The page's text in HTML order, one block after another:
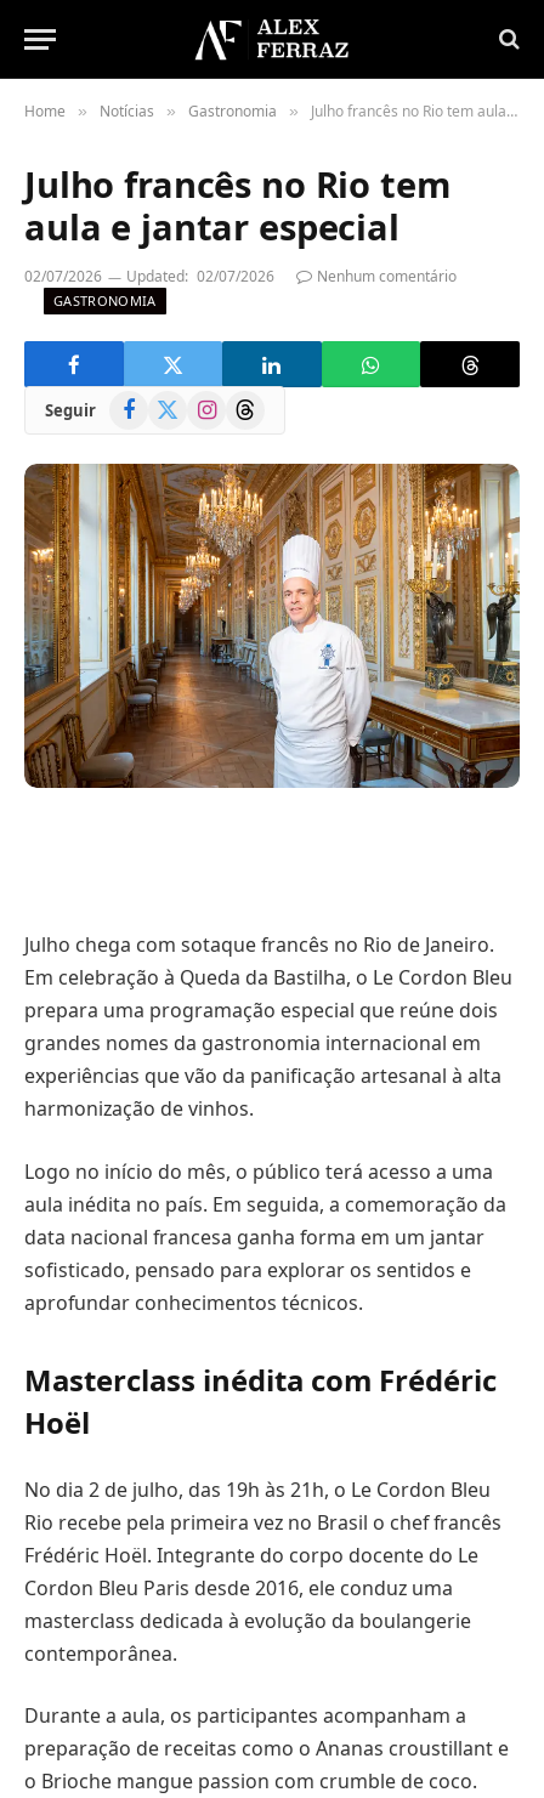
Home » Notícias » Gastronomia » Julho francês no Rio tem aula e jantar especial
Julho francês no Rio tem
aula e jantar especial
02/07/2026 Updated: 02/07/2026 Nenhum comentário
GASTRONOMIA
Seguir Facebook
(Twitter)
InstagramThreads
Julho chega com sotaque francês no Rio de Janeiro.
Em celebração à Queda da Bastilha, o Le Cordon Bleu
prepara uma programação especial que reúne dois
grandes nomes da gastronomia internacional em
experiências que vão da panificação artesanal à alta
harmonização de vinhos.
Logo no início do mês, o público terá acesso a uma
aula inédita no país. Em seguida, a comemoração da
data nacional francesa ganha forma em um jantar
sofisticado, pensado para explorar os sentidos e
aprofundar conhecimentos técnicos.
Masterclass inédita com Frédéric
Hoël
No dia 2 de julho, das 19h às 21h, o Le Cordon Bleu
Rio recebe pela primeira vez no Brasil o chef francês
Frédéric Hoël. Integrante do corpo docente do Le
Cordon Bleu Paris desde 2016, ele conduz uma
masterclass dedicada à evolução da boulangerie
contemporânea.
Durante a aula, os participantes acompanham a
preparação de receitas como o Ananas croustillant e
o Brioche mangue passion com crumble de coco.